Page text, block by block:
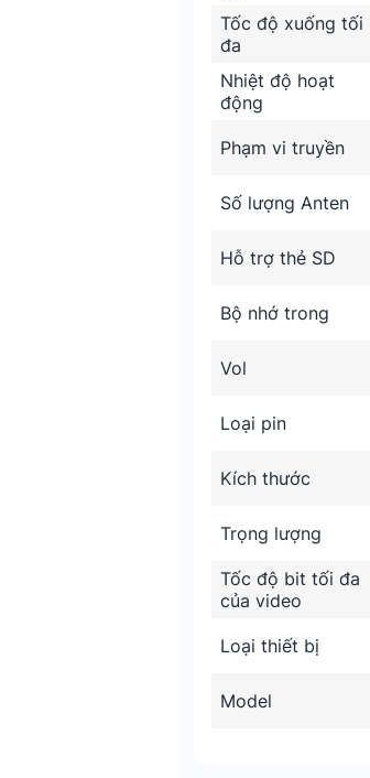
Tốc độ xuống tối
đa
Nhiệt độ hoạt
động
Phạm vi truyền
Số lượng Anten
Hỗ trợ thẻ SD
Bộ nhớ trong
Vol
Loại pin
Kích thước
Trọng lượng
Tốc độ bit tối đa
của video
Loại thiết bị
Model